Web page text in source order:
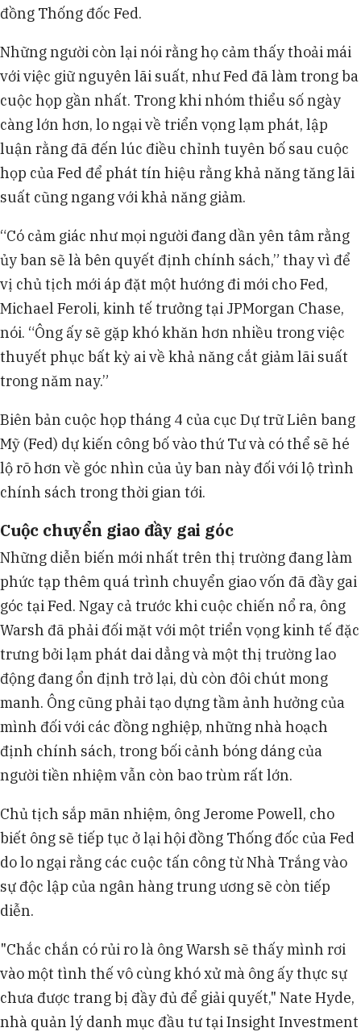
đồng Thống đốc Fed.
Những người còn lại nói rằng họ cảm thấy thoải mái
với việc giữ nguyên lãi suất, như Fed đã làm trong ba
cuộc họp gần nhất. Trong khi nhóm thiểu số ngày
càng lớn hơn, lo ngại về triển vọng lạm phát, lập
luận rằng đã đến lúc điều chỉnh tuyên bố sau cuộc
họp của Fed để phát tín hiệu rằng khả năng tăng lãi
suất cũng ngang với khả năng giảm.
“Có cảm giác như mọi người đang dần yên tâm rằng
ủy ban sẽ là bên quyết định chính sách,” thay vì để
vị chủ tịch mới áp đặt một hướng đi mới cho Fed,
Michael Feroli, kinh tế trưởng tại JPMorgan Chase,
nói. “Ông ấy sẽ gặp khó khăn hơn nhiều trong việc
thuyết phục bất kỳ ai về khả năng cắt giảm lãi suất
trong năm nay.”
Biên bản cuộc họp tháng 4 của cục Dự trữ Liên bang
Mỹ (Fed) dự kiến công bố vào thứ Tư và có thể sẽ hé
lộ rõ hơn về góc nhìn của ủy ban này đối với lộ trình
chính sách trong thời gian tới.
Cuộc chuyển giao đầy gai góc
Những diễn biến mới nhất trên thị trường đang làm
phức tạp thêm quá trình chuyển giao vốn đã đầy gai
góc tại Fed. Ngay cả trước khi cuộc chiến nổ ra, ông
Warsh đã phải đối mặt với một triển vọng kinh tế đặc
trưng bởi lạm phát dai dẳng và một thị trường lao
động đang ổn định trở lại, dù còn đôi chút mong
manh. Ông cũng phải tạo dựng tầm ảnh hưởng của
mình đối với các đồng nghiệp, những nhà hoạch
định chính sách, trong bối cảnh bóng dáng của
người tiền nhiệm vẫn còn bao trùm rất lớn.
Chủ tịch sắp mãn nhiệm, ông Jerome Powell, cho
biết ông sẽ tiếp tục ở lại hội đồng Thống đốc của Fed
do lo ngại rằng các cuộc tấn công từ Nhà Trắng vào
sự độc lập của ngân hàng trung ương sẽ còn tiếp
diễn.
"Chắc chắn có rủi ro là ông Warsh sẽ thấy mình rơi
vào một tình thế vô cùng khó xử mà ông ấy thực sự
chưa được trang bị đầy đủ để giải quyết," Nate Hyde,
nhà quản lý danh mục đầu tư tại Insight Investment